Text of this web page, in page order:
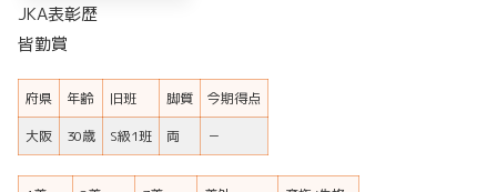
JKA表彰歴
皆勤賞
府県 年齢 旧班 脚質
今期得点
大阪
30歳 S級1班 両 －